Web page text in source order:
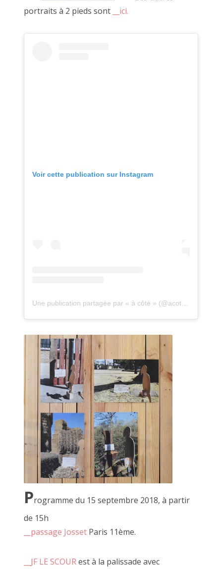
portraits à 2 pieds sont
__ici.
Voir cette publication sur Instagram
Programme du 15 septembre 2018, à partir
de 15h
__passage Josset Paris 11ème.
__JF LE SCOURest à la palissade avec
SACHA et ALEX pour "Pédale Pédale" 2018
"Pédale Pédale", décembre 2018
cela comme un événement ou viennent se succéder de